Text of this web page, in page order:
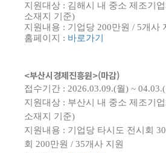
지원대상 : 김해시 내 중소 제조기
소재지 기준)
지원내용 : 기업당 200만원 / 5개사
홈페이지 : 바로가기
<부산시경제진흥원>(마감)
접수기간 : 2026.03.09.(월) ~
지원대상 : 부산시 내 중소 제조기
소재지 기준)
지원내용 : 기업당 타시도 전시회
회 200만원 / 35개사 지원